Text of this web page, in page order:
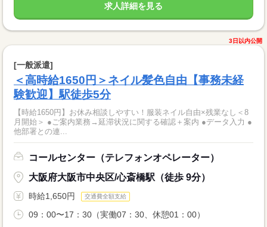
求人詳細を見る
3日以内公開
[一般派遣]
＜高時給1650円＞ネイル髪色自由【事務未経
験歓迎】駅徒歩5分
【時給1650円】お休み相談しやすい！服装ネイル自由×残業なし＜8
月開始＞ ●ご案内業務→延滞状況に関する確認＋案内 ●データ入力 ●
他部署との連...
コールセンター（テレフォンオペレーター）
大阪府大阪市中央区/心斎橋駅（徒歩 9分）
時給1,650円 交通費全額支給
09：00〜17：30（実働07：30、休憩01：00）